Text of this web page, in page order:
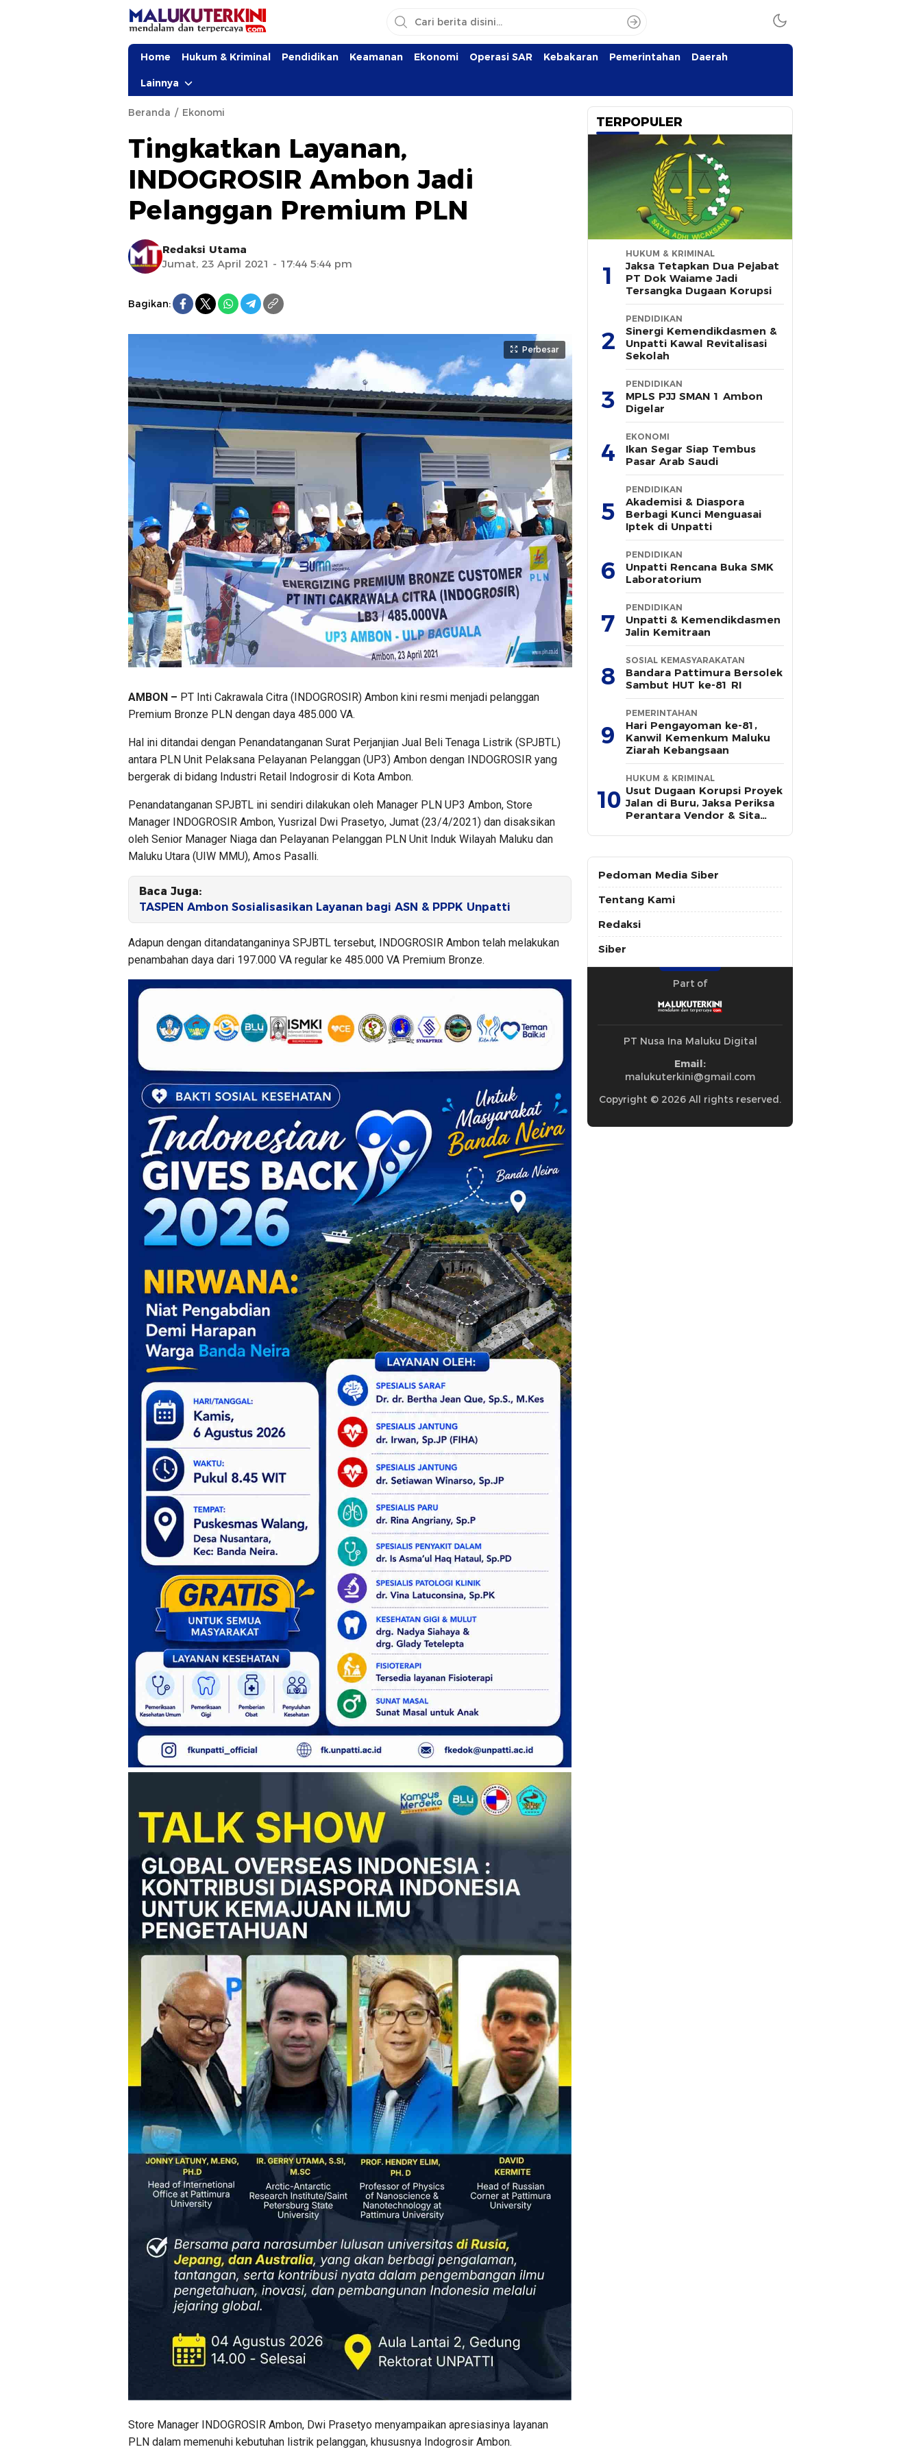
Home Hukum & Kriminal Pendidikan Keamanan Ekonomi Operasi SAR Kebakaran Pemerintahan Daerah
Lainnya
Beranda Ekonomi
Tingkatkan Layanan,
INDOGROSIR Ambon Jadi
Pelanggan Premium PLN
Redaksi Utama
Jumat, 23 April 2021 - 17:44 5:44 pm
Bagikan:
Perbesar
AMBON – PT Inti Cakrawala Citra (INDOGROSIR) Ambon kini resmi menjadi pelanggan
Premium Bronze PLN dengan daya 485.000 VA.
Hal ini ditandai dengan Penandatanganan Surat Perjanjian Jual Beli Tenaga Listrik (SPJBTL)
antara PLN Unit Pelaksana Pelayanan Pelanggan (UP3) Ambon dengan INDOGROSIR yang
bergerak di bidang Industri Retail Indogrosir di Kota Ambon.
Penandatanganan SPJBTL ini sendiri dilakukan oleh Manager PLN UP3 Ambon, Store
Manager INDOGROSIR Ambon, Yusrizal Dwi Prasetyo, Jumat (23/4/2021) dan disaksikan
oleh Senior Manager Niaga dan Pelayanan Pelanggan PLN Unit Induk Wilayah Maluku dan
Maluku Utara (UIW MMU), Amos Pasalli.
Baca Juga:
TASPEN Ambon Sosialisasikan Layanan bagi ASN & PPPK Unpatti
Adapun dengan ditandatanganinya SPJBTL tersebut, INDOGROSIR Ambon telah melakukan
penambahan daya dari 197.000 VA regular ke 485.000 VA Premium Bronze.
Store Manager INDOGROSIR Ambon, Dwi Prasetyo menyampaikan apresiasinya layanan
PLN dalam memenuhi kebutuhan listrik pelanggan, khususnya Indogrosir Ambon.
TERPOPULER
1
HUKUM & KRIMINAL
Jaksa Tetapkan Dua Pejabat
PT Dok Waiame Jadi
Tersangka Dugaan Korupsi
2
PENDIDIKAN
Sinergi Kemendikdasmen &
Unpatti Kawal Revitalisasi
Sekolah
3
PENDIDIKAN
MPLS PJJ SMAN 1 Ambon
Digelar
4
EKONOMI
Ikan Segar Siap Tembus
Pasar Arab Saudi
5
PENDIDIKAN
Akademisi & Diaspora
Berbagi Kunci Menguasai
Iptek di Unpatti
6
PENDIDIKAN
Unpatti Rencana Buka SMK
Laboratorium
7
PENDIDIKAN
Unpatti & Kemendikdasmen
Jalin Kemitraan
8
SOSIAL KEMASYARAKATAN
Bandara Pattimura Bersolek
Sambut HUT ke-81 RI
9
PEMERINTAHAN
Hari Pengayoman ke-81,
Kanwil Kemenkum Maluku
Ziarah Kebangsaan
10
HUKUM & KRIMINAL
Usut Dugaan Korupsi Proyek
Jalan di Buru, Jaksa Periksa
Perantara Vendor & Sita
Pedoman Media Siber
Tentang Kami
Redaksi
Siber
Part of
PT Nusa Ina Maluku Digital
Email:
malukuterkini@gmail.com
Copyright © 2026 All rights reserved.